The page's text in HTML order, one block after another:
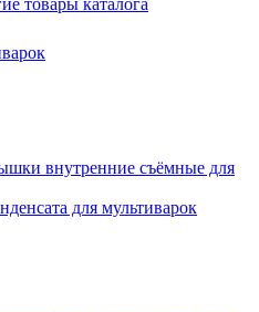
товары каталога
внутренние съёмные для
для мультиварок